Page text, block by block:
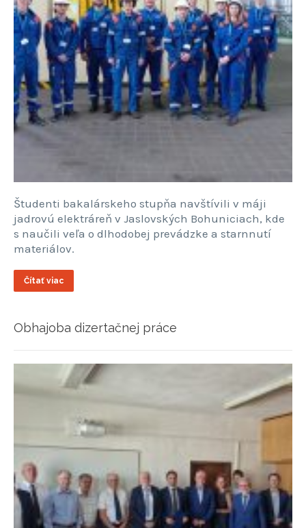
Študenti bakalárskeho stupňa navštívili v máji
jadrovú elektráreň v Jaslovských Bohuniciach, kde
s naučili veľa o dlhodobej prevádzke a starnnutí
materiálov.
Čítať viac
Obhajoba dizertačnej práce